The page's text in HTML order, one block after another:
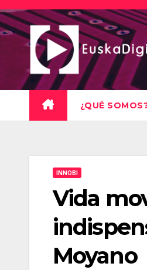
Saltar
al
contenido
¿QUÉ
INNOBI
Vida
Moyano